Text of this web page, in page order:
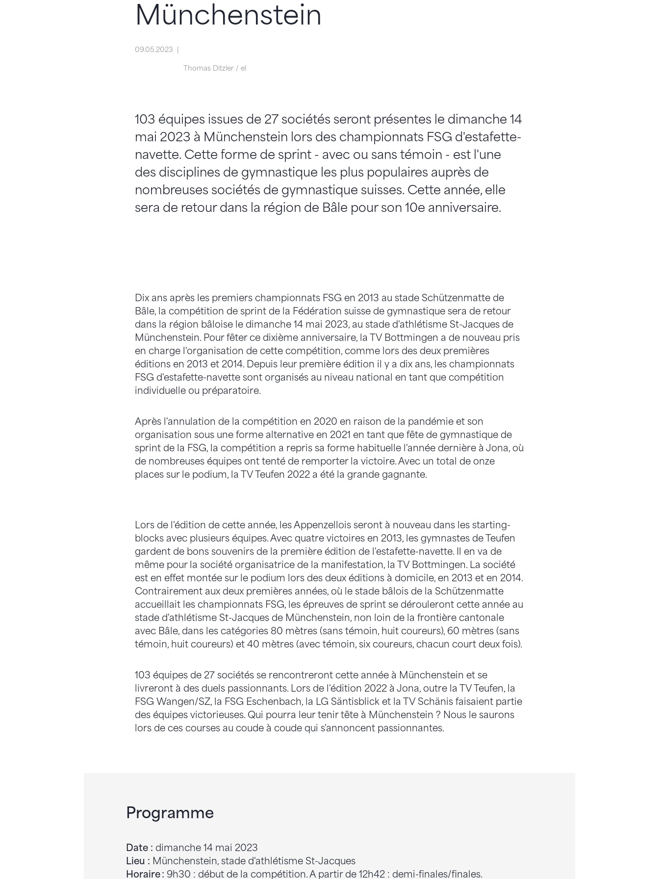
Münchenstein
09.05.2023
Thomas Ditzler / el
103 équipes issues de 27 sociétés seront présentes le dimanche 14
mai 2023 à Münchenstein lors des championnats FSG d'estafette-
navette. Cette forme de sprint - avec ou sans témoin - est l'une
des disciplines de gymnastique les plus populaires auprès de
nombreuses sociétés de gymnastique suisses. Cette année, elle
sera de retour dans la région de Bâle pour son 10e anniversaire.
Dix ans après les premiers championnats FSG en 2013 au stade Schützenmatte de
Bâle, la compétition de sprint de la Fédération suisse de gymnastique sera de retour
dans la région bâloise le dimanche 14 mai 2023, au stade d'athlétisme St-Jacques de
Münchenstein. Pour fêter ce dixième anniversaire, la TV Bottmingen a de nouveau pris
en charge l'organisation de cette compétition, comme lors des deux premières
éditions en 2013 et 2014. Depuis leur première édition il y a dix ans, les championnats
FSG d'estafette-navette sont organisés au niveau national en tant que compétition
individuelle ou préparatoire.
Après l'annulation de la compétition en 2020 en raison de la pandémie et son
organisation sous une forme alternative en 2021 en tant que fête de gymnastique de
sprint de la FSG, la compétition a repris sa forme habituelle l'année dernière à Jona, où
de nombreuses équipes ont tenté de remporter la victoire. Avec un total de onze
places sur le podium, la TV Teufen 2022 a été la grande gagnante.
Lors de l'édition de cette année, les Appenzellois seront à nouveau dans les starting-
blocks avec plusieurs équipes. Avec quatre victoires en 2013, les gymnastes de Teufen
gardent de bons souvenirs de la première édition de l'estafette-navette. Il en va de
même pour la société organisatrice de la manifestation, la TV Bottmingen. La société
est en effet montée sur le podium lors des deux éditions à domicile, en 2013 et en 2014.
Contrairement aux deux premières années, où le stade bâlois de la Schützenmatte
accueillait les championnats FSG, les épreuves de sprint se dérouleront cette année au
stade d'athlétisme St-Jacques de Münchenstein, non loin de la frontière cantonale
avec Bâle, dans les catégories 80 mètres (sans témoin, huit coureurs), 60 mètres (sans
témoin, huit coureurs) et 40 mètres (avec témoin, six coureurs, chacun court deux fois).
103 équipes de 27 sociétés se rencontreront cette année à Münchenstein et se
livreront à des duels passionnants. Lors de l'édition 2022 à Jona, outre la TV Teufen, la
FSG Wangen/SZ, la FSG Eschenbach, la LG Säntisblick et la TV Schänis faisaient partie
des équipes victorieuses. Qui pourra leur tenir tête à Münchenstein ? Nous le saurons
lors de ces courses au coude à coude qui s'annoncent passionnantes.
Programme
Date : dimanche 14 mai 2023
Lieu : Münchenstein, stade d'athlétisme St-Jacques
Horaire : 9h30 : début de la compétition. A partir de 12h42 : demi-finales/finales.